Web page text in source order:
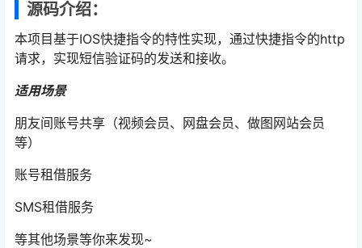
源码介绍：
本项目基于IOS快捷指令的特性实现，通过快捷指令的http
请求，实现短信验证码的发送和接收。
适用场景
朋友间账号共享（视频会员、网盘会员、做图网站会员
等）
账号租借服务
SMS租借服务
等其他场景等你来发现~